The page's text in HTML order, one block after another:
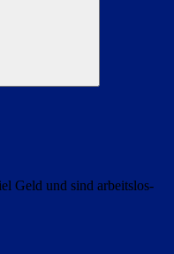
Geld und sind arbeitslos-